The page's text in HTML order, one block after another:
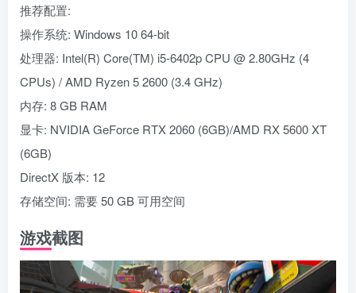
推荐配置:
操作系统: Windows 10 64-bit
处理器: Intel(R) Core(TM) i5-6402p CPU @ 2.80GHz (4
CPUs) / AMD Ryzen 5 2600 (3.4 GHz)
内存: 8 GB RAM
显卡: NVIDIA GeForce RTX 2060 (6GB)/AMD RX 5600 XT
(6GB)
DirectX 版本: 12
存储空间: 需要 50 GB 可用空间
游戏截图